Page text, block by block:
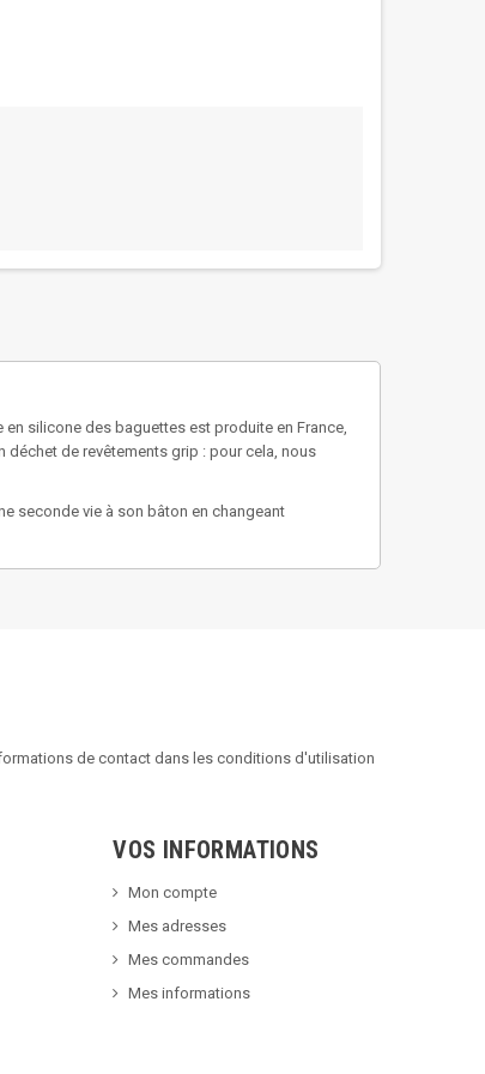
silicone des baguettes est produite en France,
de revêtements grip : pour cela, nous
seconde vie à son bâton en changeant
de contact dans les conditions d'utilisation
VOS INFORMATIONS
Mon compte
Mes adresses
Mes commandes
Mes informations